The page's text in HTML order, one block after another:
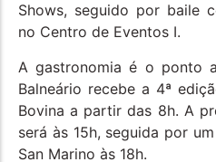
Shows, seguido por baile
no Centro de Eventos I.
A gastronomia é o ponto
Balneário recebe a 4ª
Bovina a partir das 8h. A
será às 15h, seguida por
San Marino às 18h.